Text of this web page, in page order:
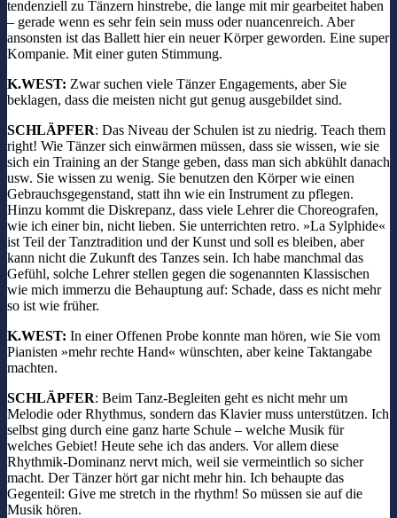
tendenziell zu Tänzern hinstrebe, die lange mit mir gearbeitet haben
– gerade wenn es sehr fein sein muss oder nuancenreich. Aber
ansonsten ist das Ballett hier ein neuer Körper geworden. Eine super
Kompanie. Mit einer guten Stimmung.
K.WEST: Zwar suchen viele Tänzer Engagements, aber Sie
beklagen, dass die meisten nicht gut genug ausgebildet sind.
SCHLÄPFER: Das Niveau der Schulen ist zu niedrig. Teach them
right! Wie Tänzer sich einwärmen müssen, dass sie wissen, wie sie
sich ein Training an der Stange geben, dass man sich abkühlt danach
usw. Sie wissen zu wenig. Sie benutzen den Körper wie einen
Gebrauchsgegenstand, statt ihn wie ein Instrument zu pflegen.
Hinzu kommt die Diskrepanz, dass viele Lehrer die Choreografen,
wie ich einer bin, nicht lieben. Sie unterrichten retro. »La Sylphide«
ist Teil der Tanztradition und der Kunst und soll es bleiben, aber
kann nicht die Zukunft des Tanzes sein. Ich habe manchmal das
Gefühl, solche Lehrer stellen gegen die sogenannten Klassischen
wie mich immerzu die Behauptung auf: Schade, dass es nicht mehr
so ist wie früher.
K.WEST: In einer Offenen Probe konnte man hören, wie Sie vom
Pianisten »mehr rechte Hand« wünschten, aber keine Taktangabe
machten.
SCHLÄPFER: Beim Tanz-Begleiten geht es nicht mehr um
Melodie oder Rhythmus, sondern das Klavier muss unterstützen. Ich
selbst ging durch eine ganz harte Schule – welche Musik für
welches Gebiet! Heute sehe ich das anders. Vor allem diese
Rhythmik-Dominanz nervt mich, weil sie vermeintlich so sicher
macht. Der Tänzer hört gar nicht mehr hin. Ich behaupte das
Gegenteil: Give me stretch in the rhythm! So müssen sie auf die
Musik hören.